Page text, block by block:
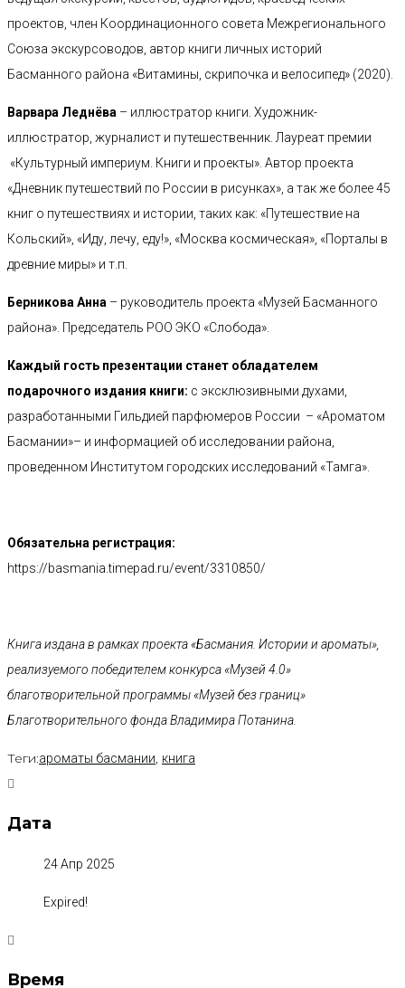
проектов, член Координационного совета Межрегионального
Союза экскурсоводов, автор книги личных историй
Басманного района «Витамины, скрипочка и велосипед» (2020).
Варвара Леднёва – иллюстратор книги. Художник-
иллюстратор, журналист и путешественник. Лауреат премии
«Культурный империум. Книги и проекты». Автор проекта
«Дневник путешествий по России в рисунках», а так же более 45
книг о путешествиях и истории, таких как: «Путешествие на
Кольский», «Иду, лечу, еду!», «Москва космическая», «Порталы в
древние миры» и т.п.
Берникова Анна – руководитель проекта «Музей Басманного
района». Председатель РОО ЭКО «Слобода».
Каждый гость презентации станет обладателем
подарочного издания книги: с эксклюзивными духами,
разработанными Гильдией парфюмеров России – «Ароматом
Басмании»– и информацией об исследовании района,
проведенном Институтом городских исследований «Тамга».
Обязательна регистрация:
https://basmania.timepad.ru/event/3310850/
Книга издана в рамках проекта «Басмания. Истории и ароматы»,
реализуемого победителем конкурса «Музей 4.0»
благотворительной программы «Музей без границ»
Благотворительного фонда Владимира Потанина.
Теги:ароматы басмании, книга
Дата
24 Апр 2025
Expired!
Время